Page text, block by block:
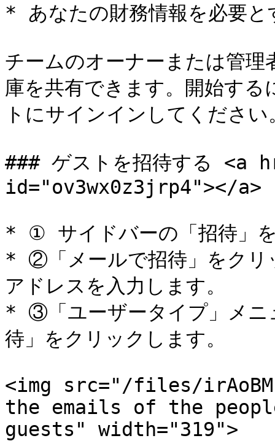
* あなたの財務情報を必要と
チームのオーナーまたは管
庫を共有できます。開始す
トにサインインしてください
### ゲストを招待する <a
id="ov3wx0z3jrp4"></a>
* ① サイドバーの「招待」
* ②「メールで招待」をクリ
アドレスを入力します。
* ③「ユーザータイプ」メニ
待」をクリックします。
<img src="/files/
the emails of the
guests" width="319">